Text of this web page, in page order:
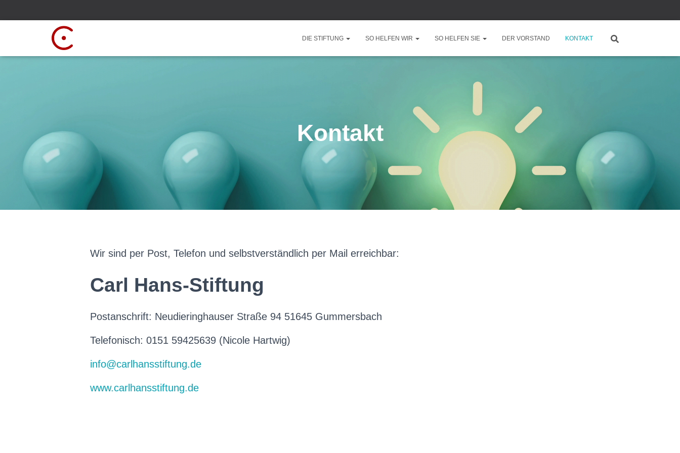
DIE STIFTUNG SO HELFEN WIR SO HELFEN SIE DER VORSTAND KONTAKT
Kontakt
Wir sind per Post, Telefon und selbstverständlich per Mail erreichbar:
Carl Hans-Stiftung
Postanschrift: Neudieringhauser Straße 94 51645 Gummersbach
Telefonisch: 0151 59425639 (Nicole Hartwig)
info@carlhansstiftung.de
www.carlhansstiftung.de